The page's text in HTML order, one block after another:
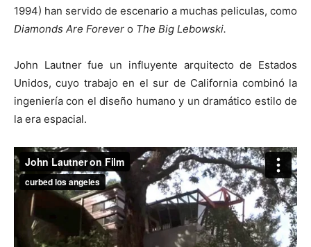
1994) han servido de escenario a muchas peliculas, como
Diamonds Are Forever o The Big Lebowski.
John Lautner fue un influyente arquitecto de Estados
Unidos, cuyo trabajo en el sur de California combinó la
ingeniería con el diseño humano y un dramático estilo de
la era espacial.